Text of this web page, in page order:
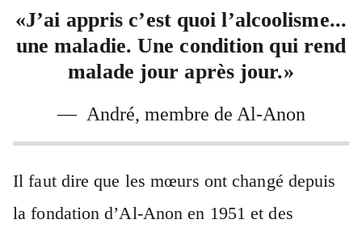
«J’ai appris c’est quoi l’alcoolisme...
une maladie. Une condition qui rend
malade jour après jour.»
— André, membre de Al-Anon
Il faut dire que les mœurs ont changé depuis
la fondation d’Al-Anon en 1951 et des